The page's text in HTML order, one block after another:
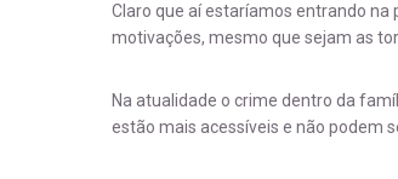
Claro que aí estaríamos entrando na
motivações, mesmo que sejam as
Na atualidade o crime dentro da
estão mais acessíveis e não podem